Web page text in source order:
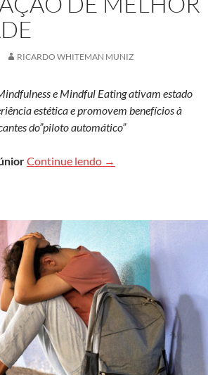
RICARDO WHITEMAN MUNIZ
e Mindful Eating ativam estado
estética e promovem benefícios à
do”piloto automático”
Continue lendo Atenção Plena pode
→